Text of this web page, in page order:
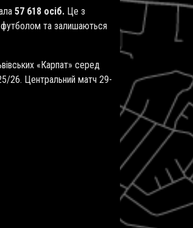
57 618 осіб. Це з
футболом та залишаються
«Карпат» серед
26. Центральний матч 29-